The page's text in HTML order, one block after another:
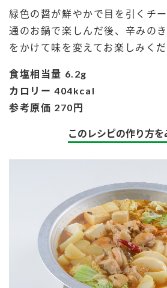
緑色の醤が鮮やかで目を引くチ
通のお鍋で楽しんだ後、辛みの
をかけて味を変えてお楽しみくだ
食塩相当量 6.2g
カロリー 404kcal
参考原価 270円
このレシピの作り方を